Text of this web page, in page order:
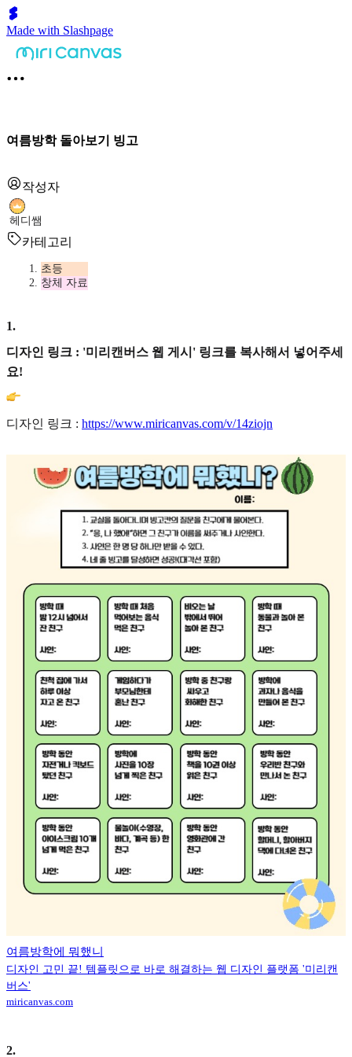
Made with Slashpage
여름방학 돌아보기 빙고
작성자
헤디쌤
카테고리
초등
창체 자료
1.
디자인 링크 : '미리캔버스 웹 게시' 링크를 복사해서 넣어주세
요!
디자인 링크 : https://www.miricanvas.com/v/14ziojn
여름방학에 뭐했니
디자인 고민 끝! 템플릿으로 바로 해결하는 웹 디자인 플랫폼 '미리캔
버스'
miricanvas.com
2.